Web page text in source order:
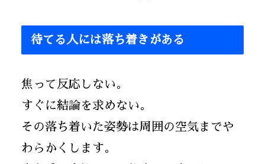
待てる人には落ち着きがある
焦って反応しない。
すぐに結論を求めない。
その落ち着いた姿勢は周囲の空気までや
わらかくします。